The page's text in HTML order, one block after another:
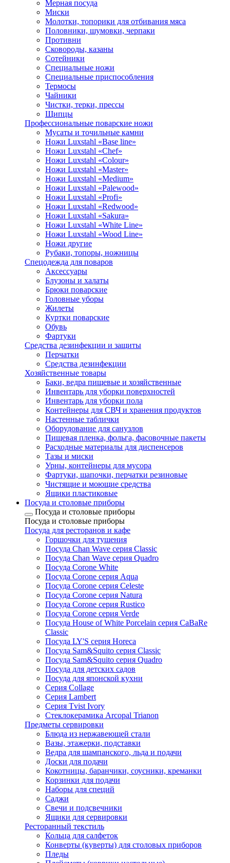
Мерная посуда
Миски
Молотки, топорики для отбивания мяса
Половники, шумовки, черпаки
Противни
Сковороды, казаны
Сотейники
Специальные ножи
Специальные приспособления
Термосы
Чайники
Чистки, терки, прессы
Щипцы
Профессиональные поварские ножи
Мусаты и точильные камни
Ножи Luxstahl «Base line»
Ножи Luxstahl «Chef»
Ножи Luxstahl «Colour»
Ножи Luxstahl «Master»
Ножи Luxstahl «Medium»
Ножи Luxstahl «Palewood»
Ножи Luxstahl «Profi»
Ножи Luxstahl «Redwood»
Ножи Luxstahl «Sakura»
Ножи Luxstahl «White Line»
Ножи Luxstahl «Wood Line»
Ножи другие
Рубаки, топоры, ножницы
Спецодежда для поваров
Аксессуары
Блузоны и халаты
Брюки поварские
Головные уборы
Жилеты
Куртки поварские
Обувь
Фартуки
Средства дезинфекции и защиты
Перчатки
Средства дезинфекции
Хозяйственные товары
Баки, ведра пищевые и хозяйственные
Инвентарь для уборки поверхностей
Инвентарь для уборки пола
Контейнеры для СВЧ и хранения продуктов
Настенные таблички
Оборудование для санузлов
Пищевая пленка, фольга, фасовочные пакеты
Расходные материалы для диспенсеров
Тазы и миски
Урны, контейнеры для мусора
Фартуки, шапочки, перчатки резиновые
Чистящие и моющие средства
Ящики пластиковые
Посуда и столовые приборы
Посуда и столовые приборы
Посуда и столовые приборы
Посуда для ресторанов и кафе
Горшочки для тушения
Посуда Chan Wave серия Classic
Посуда Chan Wave серия Quadro
Посуда Corone White
Посуда Corone серия Aqua
Посуда Corone серия Celeste
Посуда Corone серия Natura
Посуда Corone серия Rustico
Посуда Corone серия Verde
Посуда House of White Porcelain серия CaBaRe
Classic
Посуда LY'S серия Horeca
Посуда Sam&Squito серия Classic
Посуда Sam&Squito серия Quadro
Посуда для детских садов
Посуда для японской кухни
Серия Collage
Серия Lambert
Серия Tvist Ivory
Стеклокерамика Arcopal Trianon
Предметы сервировки
Блюда из нержавеющей стали
Вазы, этажерки, подставки
Ведра для шампанского, льда и подачи
Доски для подачи
Кокотницы, баранчики, соусники, креманки
Корзинки для подачи
Наборы для специй
Саджи
Свечи и подсвечники
Ящики для сервировки
Ресторанный текстиль
Кольца для салфеток
Конверты (куверты) для столовых приборов
Пледы